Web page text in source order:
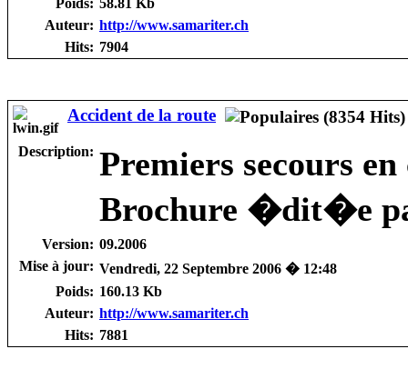
Poids: 58.81 Kb
Auteur: http://www.samariter.ch
Hits: 7904
Accident de la route
Description: Premiers secours
Brochure �dit�e
Version: 09.2006
Mise à jour: Vendredi, 22 Septembre 2006 � 12:48
Poids: 160.13 Kb
Auteur: http://www.samariter.ch
Hits: 7881